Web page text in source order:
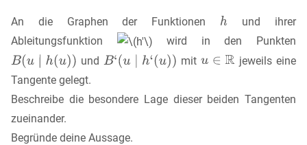
An die Graphen der Funktionen
und ihrer
Ableitungsfunktion
wird in den Punkten
und
mit
jeweils eine
Tangente gelegt.
Beschreibe die besondere Lage dieser beiden Tangenten
zueinander.
Begründe deine Aussage.